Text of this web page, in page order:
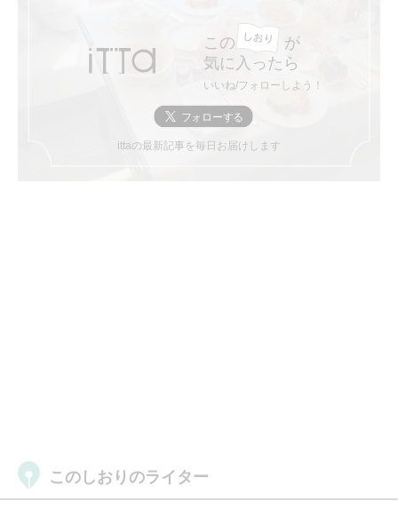
この
が
気に入ったら
いいね/フォローしよう！
ittaの最新記事を毎日お届けします
このしおりのライター